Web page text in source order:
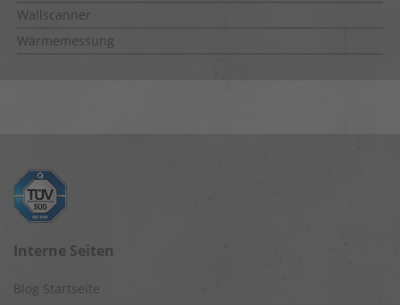
Wallscanner
Wärmemessung
Interne Seiten
Blog Startseite